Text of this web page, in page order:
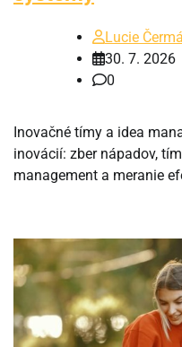
Lucie
30. 7. 2026
0
Inovačné tímy a idea
inovácií: zber nápadov,
management a meranie